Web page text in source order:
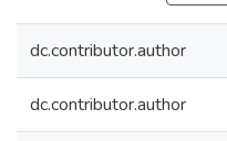
dc.contributor.author
dc.contributor.author